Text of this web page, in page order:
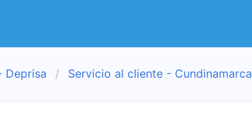
Deprisa Servicio al cliente - Cundinamarca